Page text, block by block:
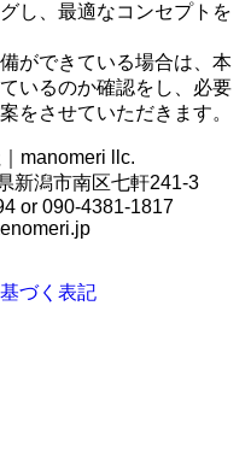
し、最適なコンセプトを
ができている場合は、本
いるのか確認をし、必要
をさせていただきます。
manomeri llc.
新潟市南区七軒241-3
or 090-4381-1817
づく表記